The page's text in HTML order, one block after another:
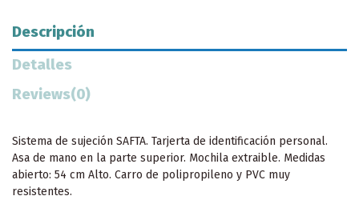
Descripción
Detalles
Reviews(0)
Sistema de sujeción SAFTA. Tarjerta de identificación personal.
Asa de mano en la parte superior. Mochila extraible. Medidas
abierto: 54 cm Alto. Carro de polipropileno y PVC muy
resistentes.